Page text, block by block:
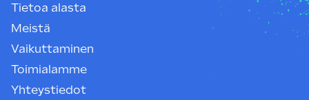
Tietoa alasta
Meistä
Vaikuttaminen
Toimialamme
Yhteystiedot